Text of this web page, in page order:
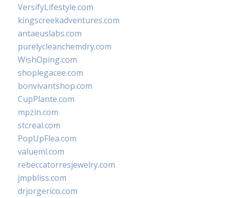
VersifyLifestyle.com
kingscreekadventures.com
antaeuslabs.com
purelycleanchemdry.com
WishOping.com
shoplegacee.com
bonvivantshop.com
CupPlante.com
mpzin.com
stcreal.com
PopUpFlea.com
valueml.com
rebeccatorresjewelry.com
jmpbliss.com
drjorgerico.com